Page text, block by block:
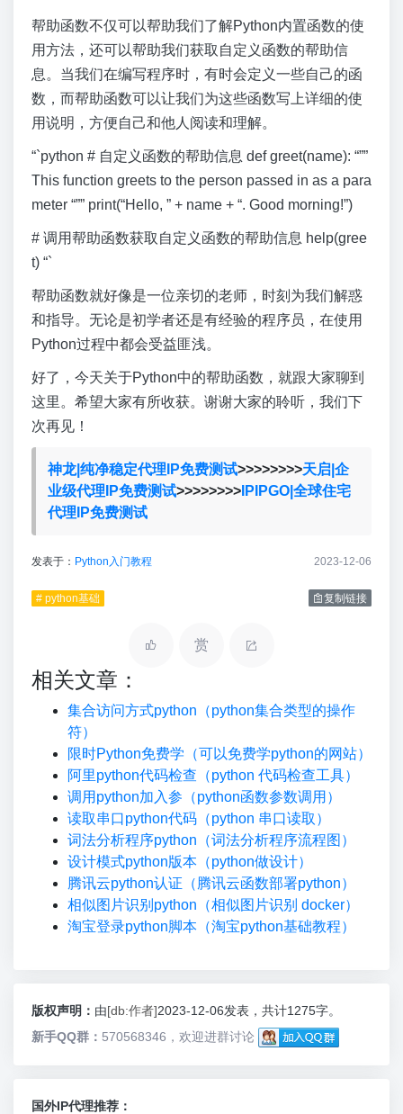
帮助函数不仅可以帮助我们了解Python内置函数的使
用方法，还可以帮助我们获取自定义函数的帮助信
息。当我们在编写程序时，有时会定义一些自己的函
数，而帮助函数可以让我们为这些函数写上详细的使
用说明，方便自己和他人阅读和理解。
“`python # 自定义函数的帮助信息 def greet(name): “””
This function greets to the person passed in as a para
meter “”” print(“Hello, ” + name + “. Good morning!”)
# 调用帮助函数获取自定义函数的帮助信息 help(gree
t) “`
帮助函数就好像是一位亲切的老师，时刻为我们解惑
和指导。无论是初学者还是有经验的程序员，在使用
Python过程中都会受益匪浅。
好了，今天关于Python中的帮助函数，就跟大家聊到
这里。希望大家有所收获。谢谢大家的聆听，我们下
次再见！
神龙|纯净稳定代理IP免费测试>>>>>>>>天启|企
业级代理IP免费测试>>>>>>>>IPIPGO|全球住宅
代理IP免费测试
发表于： Python入门教程 2023-12-06
# python基础 复制链接
赏
相关文章：
集合访问方式python（python集合类型的操作
符）
限时Python免费学（可以免费学python的网站）
阿里python代码检查（python 代码检查工具）
调用python加入参（python函数参数调用）
读取串口python代码（python 串口读取）
词法分析程序python（词法分析程序流程图）
设计模式python版本（python做设计）
腾讯云python认证（腾讯云函数部署python）
相似图片识别python（相似图片识别 docker）
淘宝登录python脚本（淘宝python基础教程）
版权声明： 由[db:作者]2023-12-06发表，共计1275字。
新手QQ群： 570568346，欢迎进群讨论
国外IP代理推荐：